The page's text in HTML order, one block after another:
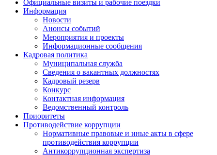
Официальные визиты и рабочие поездки
Информация
Новости
Анонсы событий
Мероприятия и проекты
Информационные сообщения
Кадровая политика
Муниципальная служба
Сведения о вакантных должностях
Кадровый резерв
Конкурс
Контактная информация
Ведомственный контроль
Приоритеты
Противодействие коррупции
Нормативные правовые и иные акты в сфере
противодействия коррупции
Антикоррупционная экспертиза